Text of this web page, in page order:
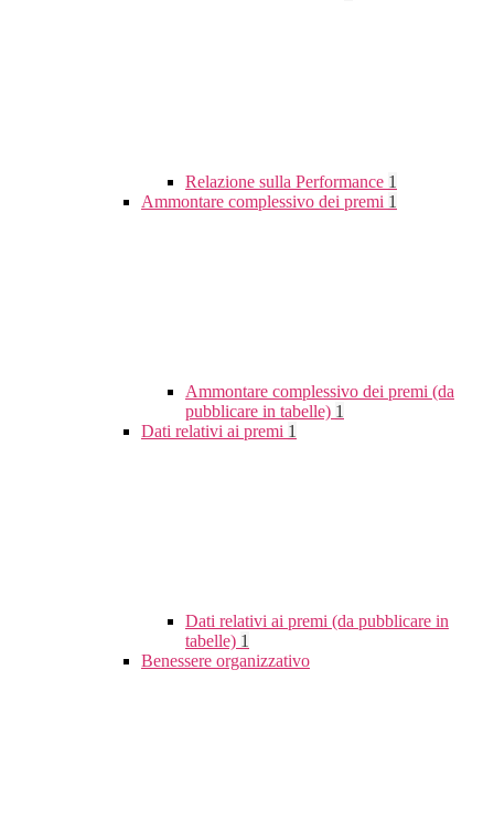
Relazione sulla Performance 1
Ammontare complessivo dei premi 1
Ammontare complessivo dei premi (da
pubblicare in tabelle) 1
Dati relativi ai premi 1
Dati relativi ai premi (da pubblicare in
tabelle) 1
Benessere organizzativo